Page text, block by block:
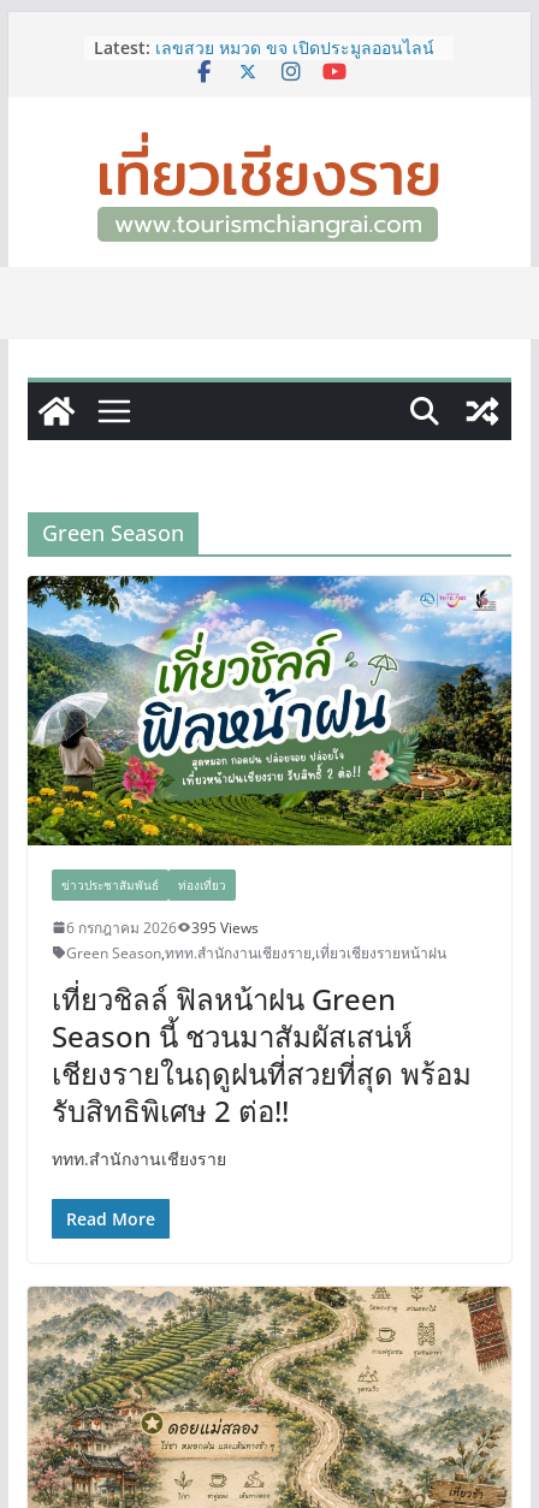
Latest: เชียงรายหน้าฝน ให้ชุ่มฉ่ำหัวใจไปกับ
“Feel All the Feelings” เที่ยวให้สนุก
เลขสวย หมวด ขจ เปิดประมูลออนไลน์
แล้ววันนี้ เลขเด่น เลขมงคล ความหมาย
ดีมีให้เลือกหลากหลายทั้ง 301 หมายเลข
3 พิกัด ที่เที่ยวชมงานเทศกาลโล้ชิงช้า
จ.เชียงราย ที่ไม่ควรพลาด!
ศิลปะมีชีวิต หนุนเศรษฐกิจสร้างสรรค์
Green Season
ข่าวประชาสัมพันธ์ ท่องเที่ยว
6 กรกฎาคม 2026
395 Views
Green Season,ททท.สำนักงานเชียงราย,เที่ยวเชียงรายหน้าฝน
เที่ยวชิลล์ ฟิลหน้าฝน Green
Season นี้ ชวนมาสัมผัสเสน่ห์
เชียงรายในฤดูฝนที่สวยที่สุด พร้อม
รับสิทธิพิเศษ 2 ต่อ!!
ททท.สำนักงานเชียงราย
Read More